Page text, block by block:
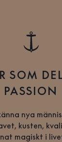
SOM
PASSION
nya
kusten,
magiskt i